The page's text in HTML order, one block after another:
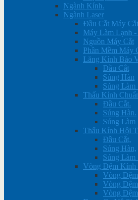
Ngành Kính.
Ngành Laser
Đầu Cắt Máy Cắt
Máy Làm Lạnh
Nguồn Máy Cắt
Phần Mềm Máy
Lăng Kính Bảo
Đầu Cắt
Súng Hàn
Súng Làm
Thấu Kính
Đầu Cắt.
Súng Hàn.
Súng Làm
Thấu Kính Hội
Đầu Cắt,
Súng Hàn,
Súng Làm
Vòng Đệm Kính
Vòng
Vòng
Vòng